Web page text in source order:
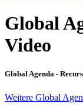
Global
Video
Global Agenda -
Weitere Global